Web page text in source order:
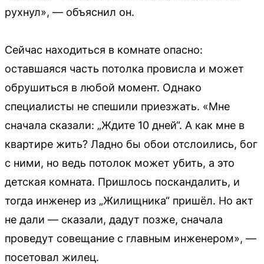
рухнул», — объяснил он.
Сейчас находиться в комнате опасно:
оставшаяся часть потолка провисла и может
обрушиться в любой момент. Однако
специалисты не спешили приезжать. «Мне
сначала сказали: „Ждите 10 дней“. А как мне в
квартире жить? Ладно бы обои отслоились, бог
с ними, но ведь потолок может убить, а это
детская комната. Пришлось поскандалить, и
тогда инженер из „Жилищника“ пришёл. Но акт
не дали — сказали, дадут позже, сначала
проведут совещание с главным инженером», —
посетовал жилец.